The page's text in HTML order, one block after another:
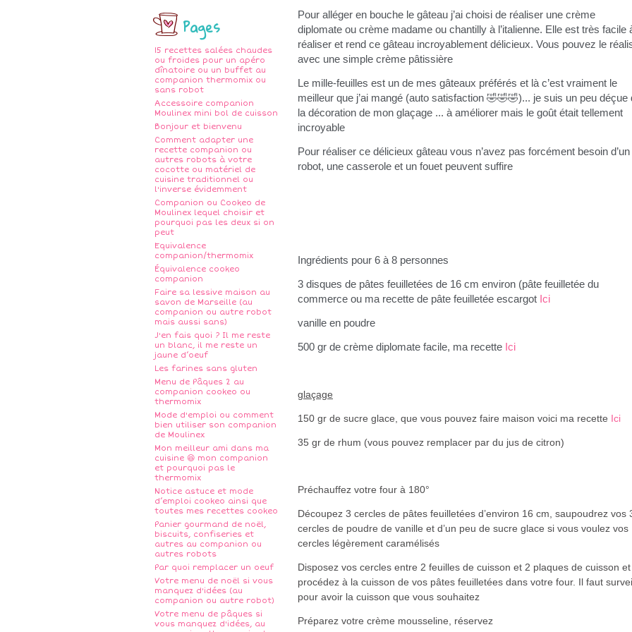
Pages
15 recettes salées chaudes
ou froides pour un apéro
dînatoire ou un buffet au
companion thermomix ou
sans robot
Accessoire companion
Moulinex mini bol de cuisson
Bonjour et bienvenu
Comment adapter une
recette companion ou
autres robots à votre
cocotte ou matériel de
cuisine traditionnel ou
l'inverse évidemment
Companion ou Cookeo de
Moulinex lequel choisir et
pourquoi pas les deux si on
peut
Equivalence
companion/thermomix
Équivalence cookeo
companion
Faire sa lessive maison au
savon de Marseille (au
companion ou autre robot
mais aussi sans)
J'en fais quoi ? Il me reste
un blanc, il me reste un
jaune d’oeuf
Les farines sans gluten
Menu de Pâques 2 au
companion cookeo ou
thermomix
Mode d'emploi ou comment
bien utiliser son companion
de Moulinex
Mon meilleur ami dans ma
cuisine 😆 mon companion
et pourquoi pas le
thermomix
Notice astuce et mode
d’emploi cookeo ainsi que
toutes mes recettes cookeo
Panier gourmand de noël,
biscuits, confiseries et
autres au companion ou
autres robots
Par quoi remplacer un oeuf
Votre menu de noël si vous
manquez d'idées (au
companion ou autre robot)
Votre menu de pâques si
vous manquez d'idées, au
Pour alléger en bouche le gâteau j’ai choisi de réaliser une crème
diplomate ou crème madame ou chantilly à l’italienne. Elle est très facile
réaliser et rend ce gâteau incroyablement délicieux. Vous pouvez le
avec une simple crème pâtissière
Le mille-feuilles est un de mes gâteaux préférés et là c’est vraiment le
meilleur que j’ai mangé (auto satisfaction 🤣🤣🤣)... je suis un peu déçue
la décoration de mon glaçage ... à améliorer mais le goût était tellement
incroyable
Pour réaliser ce délicieux gâteau vous n’avez pas forcément besoin d’un
robot, une casserole et un fouet peuvent suffire
Ingrédients pour 6 à 8 personnes
3 disques de pâtes feuilletées de 16 cm environ (pâte feuilletée du
commerce ou ma recette de pâte feuilletée escargot Ici
vanille en poudre
500 gr de crème diplomate facile, ma recette Ici
glaçage
150 gr de sucre glace, que vous pouvez faire maison voici ma recette Ici
35 gr de rhum (vous pouvez remplacer par du jus de citron)
Préchauffez votre four à 180°
Découpez 3 cercles de pâtes feuilletées d’environ 16 cm, saupoudrez vos
cercles de poudre de vanille et d’un peu de sucre glace si vous voulez vos
cercles légèrement caramélisés
Disposez vos cercles entre 2 feuilles de cuisson et 2 plaques de cuisson et
procédez à la cuisson de vos pâtes feuilletées dans votre four. Il faut
pour avoir la cuisson que vous souhaitez
Préparez votre crème mousseline, réservez